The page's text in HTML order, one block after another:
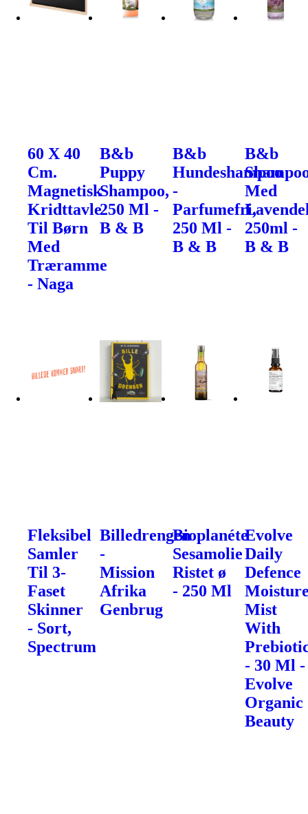
60 X 40
Cm.
Magnetisk
Kridttavle
Til Børn
Med
Træramme
- Naga
B&b
Puppy
Shampoo,
250 Ml -
B & B
B&b
Hundeshampoo
-
Parfumefri,
250 Ml -
B & B
B&b
Med
250ml -
B & B
Fleksibel
Samler
Til 3-
Faset
Skinner
- Sort,
Spectrum
Billedrengen
-
Mission
Afrika
Genbrug
Bioplanéte
Sesamolie
Ristet ø
- 250 Ml
Evolve
Daily
Defence
Mist
With
- 30 Ml -
Evolve
Organic
Beauty